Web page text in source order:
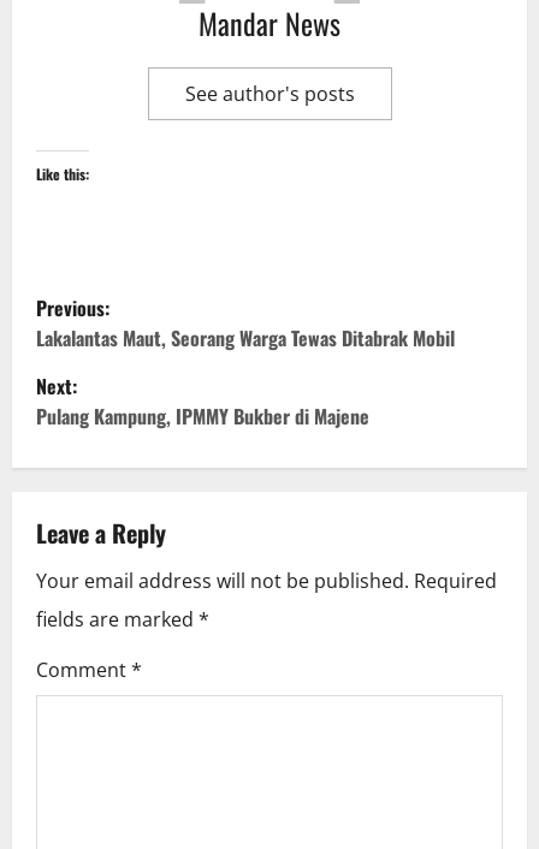
Mandar News
See author's posts
Like this:
P
o
s
a
v
i
g
Previous:
Lakalantas Maut, Seorang Warga Tewas Ditabrak Mobil
Next:
Pulang Kampung, IPMMY Bukber di Majene
Leave a Reply
Your email address will not be published. Required
fields are marked *
Comment*